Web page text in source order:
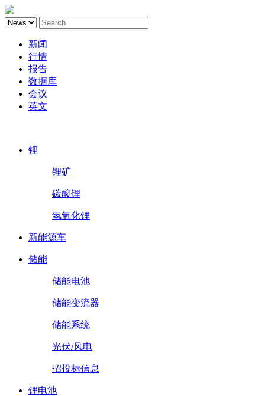
新闻
行情
报告
数据库
会议
英文
锂
锂矿
碳酸锂
氢氧化锂
新能源车
储能
储能电池
储能变流器
储能系统
光伏/风电
招投标信息
锂电池